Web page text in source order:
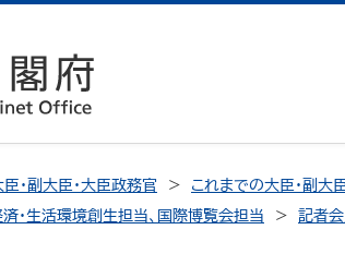
臣・副大臣・大臣政務官 これまでの大臣・副大
済・生活環境創生担当、国際博覧会担当
記者